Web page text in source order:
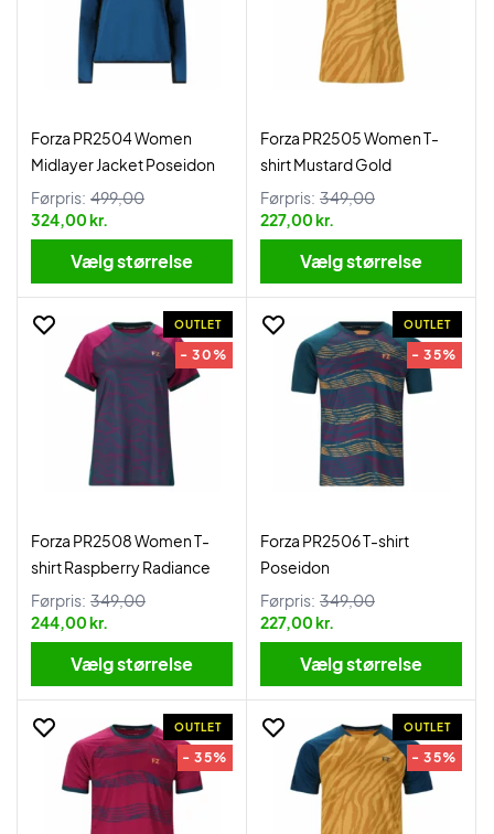
Forza PR2504 Women
Midlayer Jacket Poseidon
Førpris: 499,00
324,00 kr.
Vælg størrelse
Forza PR2505 Women T-
shirt Mustard Gold
Førpris: 349,00
227,00 kr.
Vælg størrelse
OUTLET
- 30%
Forza PR2508 Women T-
shirt Raspberry Radiance
Førpris: 349,00
244,00 kr.
Vælg størrelse
OUTLET
- 35%
Forza PR2506 T-shirt
Poseidon
Førpris: 349,00
227,00 kr.
Vælg størrelse
OUTLET
- 35%
OUTLET
- 35%